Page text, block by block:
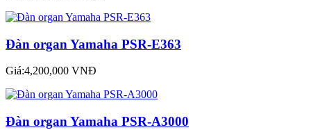
Đàn organ Yamaha PSR-E363
Giá:4,200,000 VNĐ
Đàn organ Yamaha PSR-A3000